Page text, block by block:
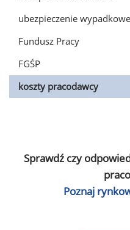
ubezpieczenie wypadkowe
Fundusz Pracy
FGŚP
koszty pracodawcy
Sprawdź czy
Poznaj